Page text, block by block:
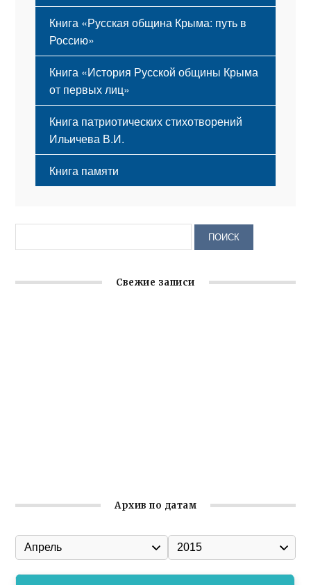
Книга «Русская община Крыма: путь в
Россию»
Книга «История Русской общины Крыма
от первых лиц»
Книга патриотических стихотворений
Ильичева В.И.
Книга памяти
Свежие записи
Архив по датам